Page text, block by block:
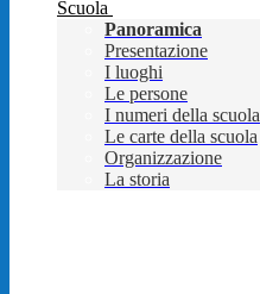
Scuola
Panoramica
Presentazione
I luoghi
Le persone
I numeri della scuola
Le carte della scuola
Organizzazione
La storia